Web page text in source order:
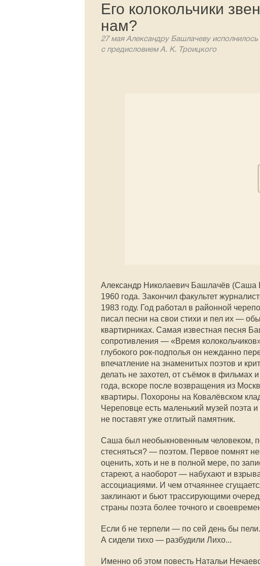
Его колокольчики
нам?
27 мая Александру Башлачеву
с предисловием А. К. Троицкого
Александр Николаевич Башлачёв
1960 года. Закончил факультет
1983 году. Год работал в районной
писал песни на свои стихи и пел их —
квартирниках. Самая известная песня
сопротивления — «Время
глубокого рок-подполья он нежданно
впечатление на знаменитых поэтов и
делать не захотел, от съёмок в фильмах
года, вскоре после возвращения из
квартиры. Похороны на Ковалёвском
Череповце есть маленький музей поэта
не поставят уже отлитый памятник.
Саша был необыкновенным человеком,
стесняться? — поэтом. Первое помнят
оценить, хоть и не в полной мере, по
стареют, а наоборот — набухают и
ассоциациями. И чем отчаяннее
заклинают и бьют трассирующими
страны поэта более точного и
Если б не терпели — по сей день бы пели.
А сидели тихо — разбудили Лихо...
Именно об этом повесть Натальи